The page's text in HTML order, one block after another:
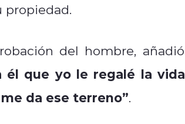
propiedad.
del hombre,
él que yo le regalé la
da ese terreno”.